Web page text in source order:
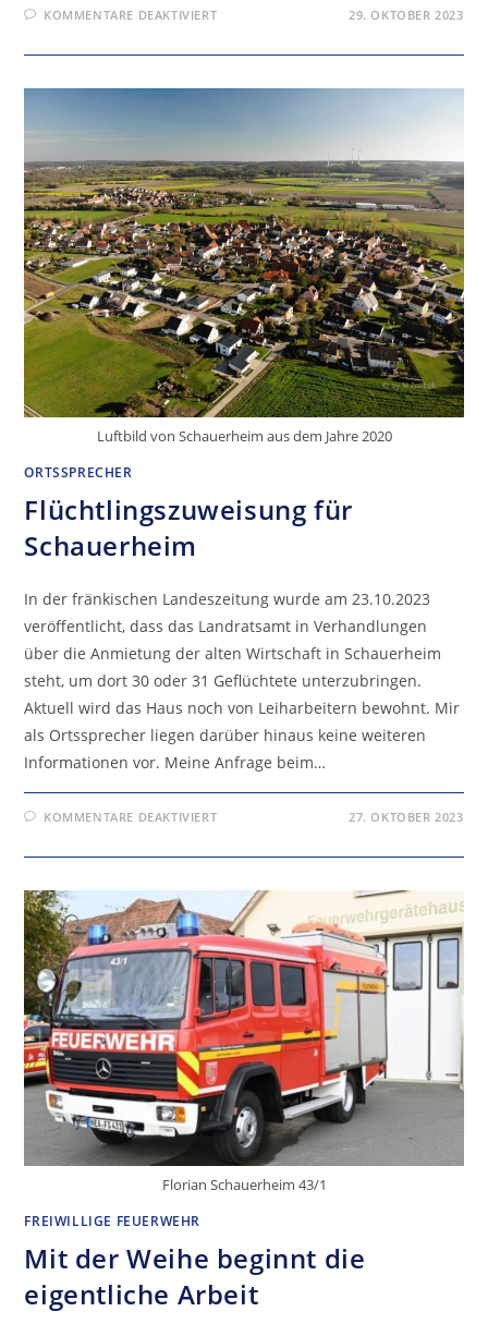
KOMMENTARE DEAKTIVIERTFÜR
TO
MIT
WWW.SCHAUERHEIM.DE
29. OKTOBER 2023
Luftbild von Schauerheim aus dem Jahre 2020
ORTSSPRECHER
Flüchtlingszuweisung für
Schauerheim
In der fränkischen Landeszeitung wurde am 23.10.2023
veröffentlicht, dass das Landratsamt in Verhandlungen
über die Anmietung der alten Wirtschaft in Schauerheim
steht, um dort 30 oder 31 Geflüchtete unterzubringen.
Aktuell wird das Haus noch von Leiharbeitern bewohnt. Mir
als Ortssprecher liegen darüber hinaus keine weiteren
Informationen vor. Meine Anfrage beim…
KOMMENTARE DEAKTIVIERTFÜR
SCHAUERHEIM
27. OKTOBER 2023
Florian Schauerheim 43/1
FREIWILLIGE FEUERWEHR
Mit der Weihe beginnt die
eigentliche Arbeit